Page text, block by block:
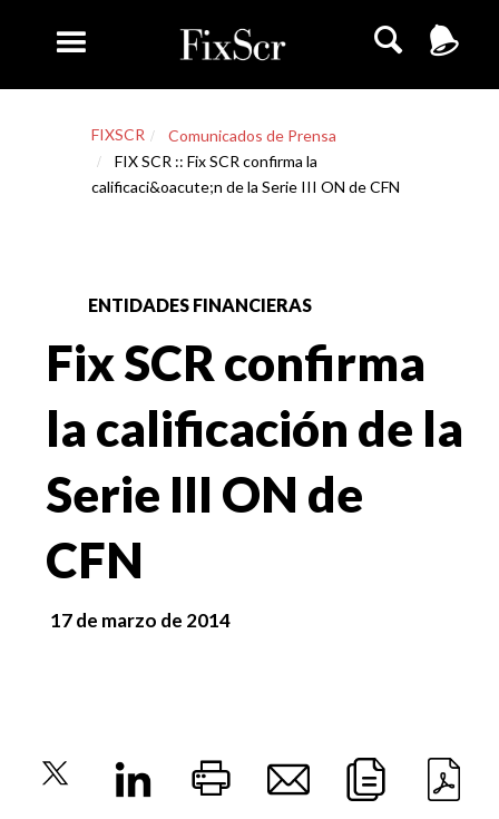
FIXSCR
Comunicados de Prensa
FIX SCR :: Fix SCR confirma la
calificaci&oacute;n de la Serie III ON de CFN
ENTIDADES FINANCIERAS
Fix SCR confirma
la calificación de la
Serie III ON de
CFN
17 de marzo de 2014